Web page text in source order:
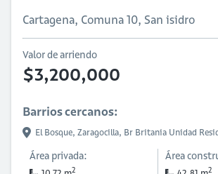
Cartagena, Comuna 10, San isidro
Valor de arriendo
$3,200,000
Barrios cercanos:
El Bosque, Zaragocilla, Br Britania Unidad
Área privada:
2
Área
2